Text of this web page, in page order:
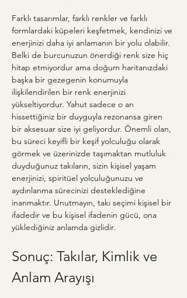
Farklı tasarımlar, farklı renkler ve farklı
formlardaki küpeleri keşfetmek, kendinizi ve
enerjinizi daha iyi anlamanın bir yolu olabilir.
Belki de burcunuzun önerdiği renk size hiç
hitap etmiyordur ama doğum haritanızdaki
başka bir gezegenin konumuyla
ilişkilendirilen bir renk enerjinizi
yükseltiyordur. Yahut sadece o an
hissettiğiniz bir duyguyla rezonansa giren
bir aksesuar size iyi geliyordur. Önemli olan,
bu süreci keyifli bir keşif yolculuğu olarak
görmek ve üzerinizde taşımaktan mutluluk
duyduğunuz takıların, sizin kişisel yaşam
enerjinizi, spiritüel yolculuğunuzu ve
aydınlanma sürecinizi desteklediğine
inanmaktır. Unutmayın, takı seçimi kişisel bir
ifadedir ve bu kişisel ifadenin gücü, ona
yüklediğiniz anlamda gizlidir.
Sonuç: Takılar, Kimlik ve
Anlam Arayışı